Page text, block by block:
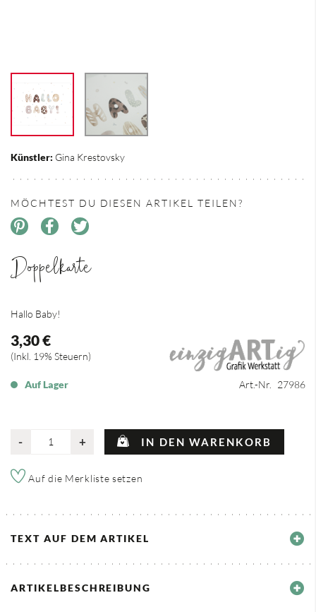
Doppelkarte
Hallo Baby!
3,30 €
Inkl. 19% Steuern
Auf Lager Art.-Nr. 27986
- + IN DEN WARENKORB
Auf die Merkliste setzen
TEXT AUF DEM ARTIKEL
ARTIKELBESCHREIBUNG
Künstler: Gina Krestovsky
MÖCHTEST DU DIESEN ARTIKEL TEILEN?